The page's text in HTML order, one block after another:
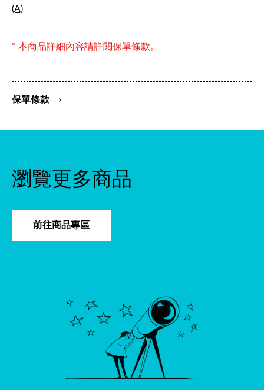
(A)
* 本商品詳細內容請詳閱保單條款。
保單條款
瀏覽更多商品
前往商品專區